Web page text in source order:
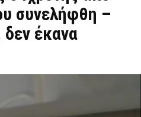
συνελήφθη –
έκανα